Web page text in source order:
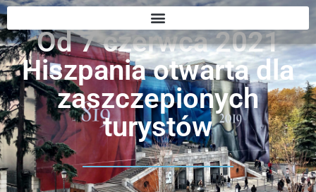
Od 7 czerwca 2021
Hiszpania otwarta dla
zaszczepionych
turystów